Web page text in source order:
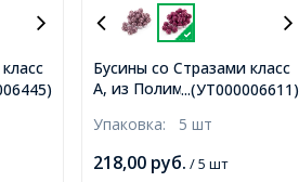
...(УТ000006611)
Бусины со Стразами класс
А, из Полимерной Глины,
Фуксия, Размер: 10мм,
(УТ000006611)
Упаковка: 5 шт
218,00 руб. / 5 шт